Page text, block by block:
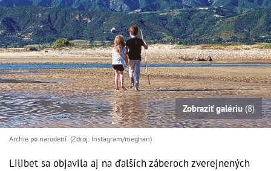
Zobraziť galériu (8)
Archie po narodení (Zdroj: Instagram/meghan)
Lilibet sa objavila aj na ďalších záberoch zverejnených